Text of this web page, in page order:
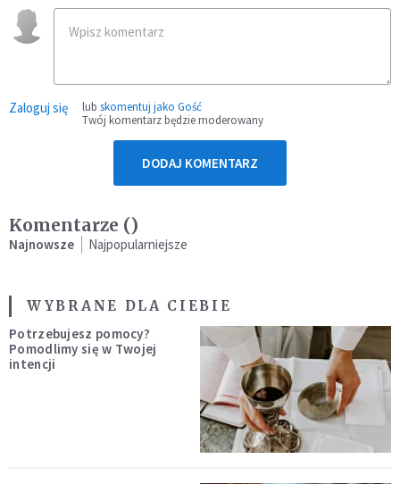
Zaloguj się lub skomentuj jako Gość
Twój komentarz będzie moderowany
DODAJ KOMENTARZ
Komentarze ()
Najnowsze Najpopularniejsze
WYBRANE DLA CIEBIE
Potrzebujesz pomocy?
Pomodlimy się w Twojej
intencji